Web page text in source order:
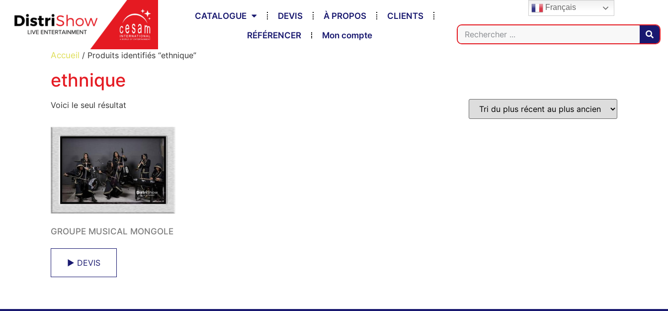
CATALOGUE DEVIS À PROPOS
CLIENTS
RÉFÉRENCER
Mon compte
Accueil / Produits identifiés “ethnique”
ethnique
Voici le seul résultat
GROUPE MUSICAL MONGOLE
► DEVIS
Français